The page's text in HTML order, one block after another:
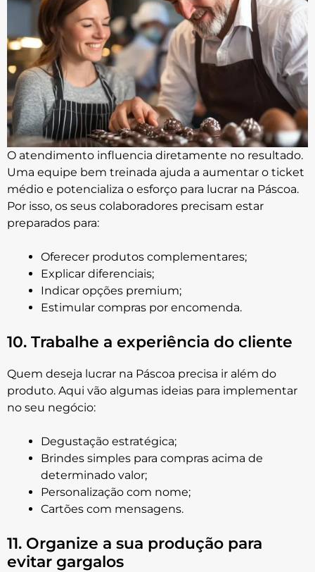
O atendimento influencia diretamente no resultado.
Uma equipe bem treinada ajuda a aumentar o ticket
médio e potencializa o esforço para lucrar na Páscoa.
Por isso, os seus colaboradores precisam estar
preparados para:
Oferecer produtos complementares;
Explicar diferenciais;
Indicar opções premium;
Estimular compras por encomenda.
10. Trabalhe a experiência do cliente
Quem deseja lucrar na Páscoa precisa ir além do
produto. Aqui vão algumas ideias para implementar
no seu negócio:
Degustação estratégica;
Brindes simples para compras acima de
determinado valor;
Personalização com nome;
Cartões com mensagens.
11. Organize a sua produção para
evitar gargalos